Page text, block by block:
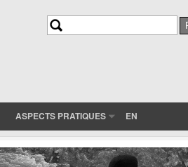
Rechercher
ASPECTS PRATIQUES EN